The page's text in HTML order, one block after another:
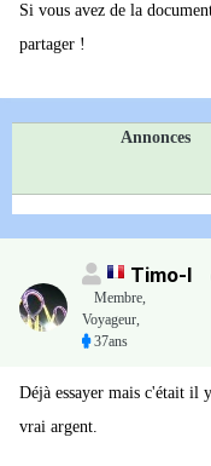
Si vous avez de la
partager !
Annonces
Timo-I
Membre,
Voyageur,
37ans
Déjà essayer mais c'était il
vrai argent.